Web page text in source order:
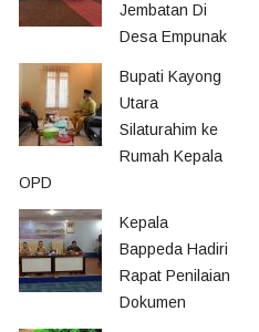
Jembatan Di
Desa Empunak
Bupati Kayong
Utara
Silaturahim ke
Rumah Kepala
OPD
Kepala
Bappeda Hadiri
Rapat Penilaian
Dokumen